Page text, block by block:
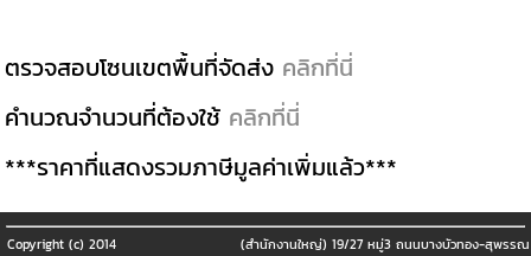
ตรวจสอบโซนเขตพื้นที่จัดส่ง คลิกที่นี่
คำนวณจำนวนที่ต้องใช้ คลิกที่นี่
***ราคาที่แสดงรวมภาษีมูลค่าเพิ่มแล้ว***
Copyright (c) 2014 (สำนักงานใหญ่) 19/27 หมู่3 ถนนบางบัวทอง-สุพรร